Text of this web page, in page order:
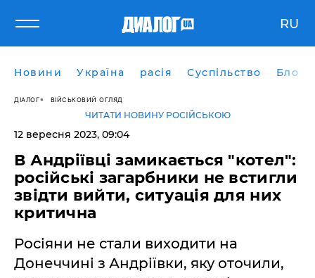
RU
Новини Україна расія Суспільство Блоги
ДІАЛОГ ВІЙСЬКОВИЙ ОГЛЯД
ЧИТАТИ НОВИНУ РОСІЙСЬКОЮ
12 вересня 2023, 09:04
В Андріївці замикається "котел":
російські загарбники не встигли
звідти вийти, ситуація для них
критична
Росіяни не стали виходити на
Донеччині з Андріївки, яку оточили,